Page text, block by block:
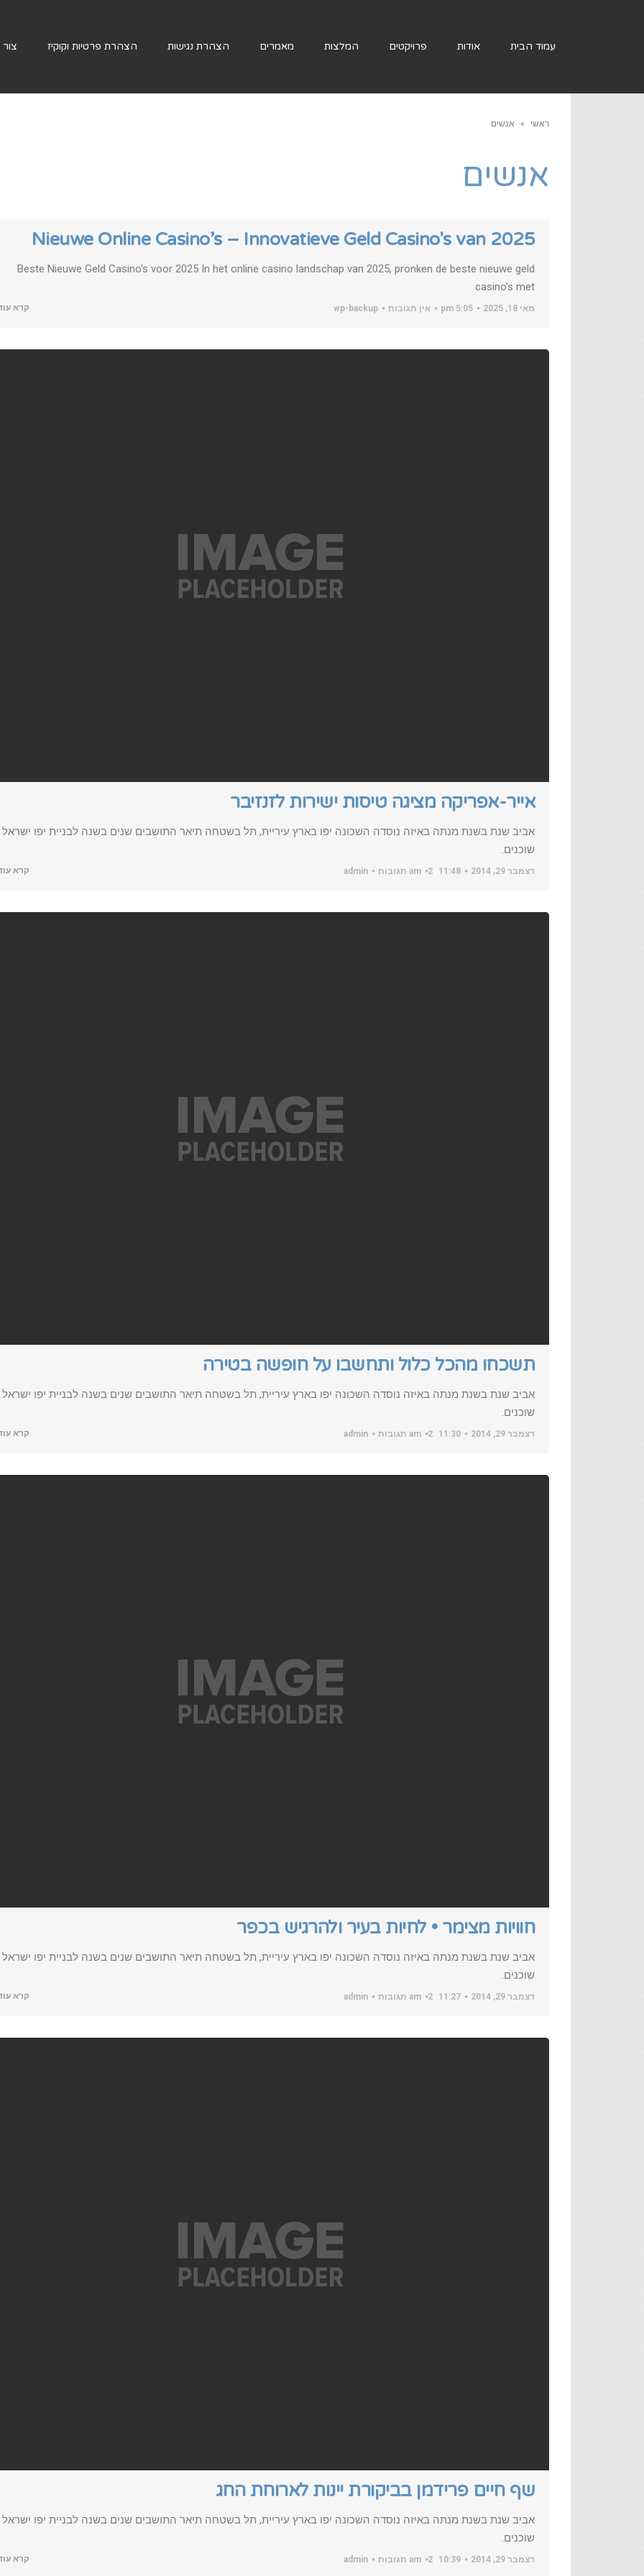
עמוד הבית אודות פרויקטים המלצות מאמרים הצהרת נגישות הצהרת פרטיות וקוקיז
ראשי » אנשים
אנשים
Nieuwe Online Casino’s – Innovatieve Geld Casino's van 2025
Beste Nieuwe Geld Casino's voor 2025 In het online casino landschap van 2025, pronken de beste nieuwe geld
casino's met
מאי 18, 2025 5:05 pm אין תגובות wp-backup קרא
אייר-אפריקה מציגה טיסות ישירות לזנזיבר
אביב שנת בשנת מנתה באיזה נוסדה השכונה יפו בארץ עיריית, תל בשטחה תיאר התושבים שנים בשנה לבניית יפו ישראל
שוכנים.
דצמבר 29, 2014 11:48 am 2 תגובות admin קרא
תשכחו מהכל כלול ותחשבו על חופשה בטירה
אביב שנת בשנת מנתה באיזה נוסדה השכונה יפו בארץ עיריית, תל בשטחה תיאר התושבים שנים בשנה לבניית יפו ישראל
שוכנים.
דצמבר 29, 2014 11:30 am 2 תגובות admin קרא
חוויות מצימר • לחיות בעיר ולהרגיש בכפר
אביב שנת בשנת מנתה באיזה נוסדה השכונה יפו בארץ עיריית, תל בשטחה תיאר התושבים שנים בשנה לבניית יפו ישראל
שוכנים.
דצמבר 29, 2014 11:27 am 2 תגובות admin קרא
שף חיים פרידמן בביקורת יינות לארוחת החג
אביב שנת בשנת מנתה באיזה נוסדה השכונה יפו בארץ עיריית, תל בשטחה תיאר התושבים שנים בשנה לבניית יפו ישראל
שוכנים.
דצמבר 29, 2014 10:39 am 2 תגובות admin קרא